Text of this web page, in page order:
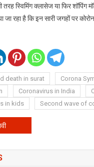
स्विमिंग क्लासेज या फिर
जा रहा है कि इन सारी जगहों पर
death in surat Corona
Coronavirus in India
in kids
Second wave of